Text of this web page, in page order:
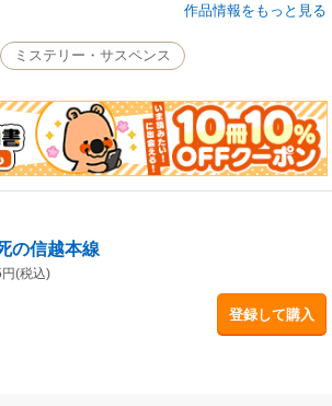
甦ったのか！？ 興趣と旅情溢れる十津川警部の
作品情報をもっと見る
ミステリー・サスペンス
の信越本線
(税込)
登録して購入